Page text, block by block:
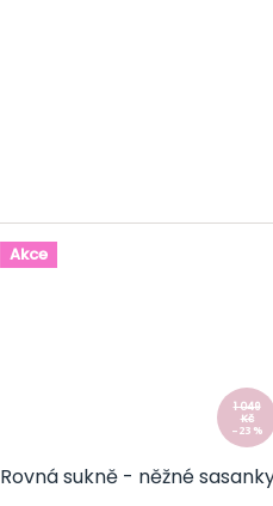
Akce
1 049
Kč
–23 %
Rovná sukně - něžné